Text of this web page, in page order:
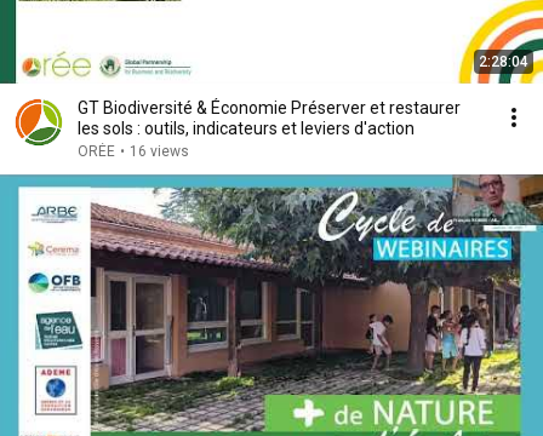
2:28:04
GT Biodiversité & Économie Préserver et restaurer
les sols : outils, indicateurs et leviers d'action
ORÉE • 16 views